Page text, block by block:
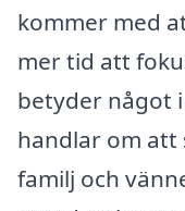
kommer med
mer tid att
betyder något
handlar om att
familj och